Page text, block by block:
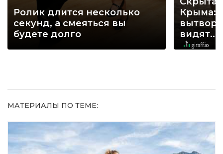
Ролик длится несколько
секунд, а смеяться вы
будете долго
Крыма:
видят...
МАТЕРИАЛЫ ПО ТЕМЕ: